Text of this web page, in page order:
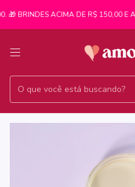
BRINDES ACIMA DE R$ 150,00 E